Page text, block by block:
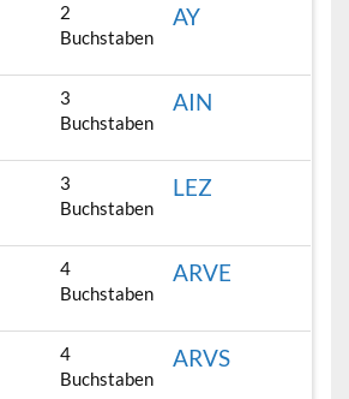
2
Buchstaben
AY
3
Buchstaben
AIN
3
Buchstaben
LEZ
4
Buchstaben
ARVE
4
Buchstaben
ARVS